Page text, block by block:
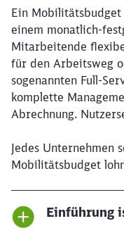
Ein
einem monatlich-
Mitarbeitende
für den Arbeitsweg
sogenannten Full-
komplette
Abrechnung.
Jedes Unternehmen
Mobilitätsbudget
Einführung